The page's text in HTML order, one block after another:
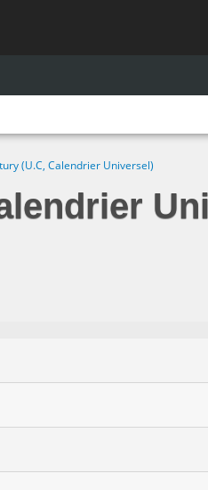
(U.C, Calendrier Universel)